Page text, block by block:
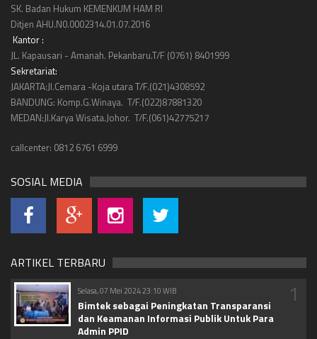
SK. Badan Hukum KEMENKUM HAM RI
Ditjen AHU.N0.0002314.01.07.2016
Kantor :
JL. Kapausari - Amanah. Pekanbaru.T/F (0761) 8401999
Sekretariat:
JAKARTA:Jl.Cemara -Koja utara T/F.(021)4308592
BANDUNG: Komp.G.Winaya. T/F.(022)87881320
MEDAN:Jl.Karya Wisata.Johor. T/F.(061)42775217
callcenter: 0812 6761 6999
SOSIAL MEDIA
ARTIKEL TERBARU
Selasa, 07 Mei 2024 23:10 WIB
Bimtek sebagai Peningkatan Transparansi
dan Keamanan Informasi Publik Untuk Para
Admin PPID
1